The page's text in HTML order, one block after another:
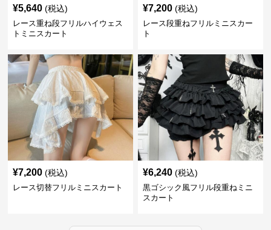
¥5,640 (税込)
レース重ね段フリルハイウェス
トミニスカート
¥7,200 (税込)
レース段重ねフリルミニスカー
ト
¥7,200 (税込)
レース切替フリルミニスカート
¥6,240 (税込)
黒ゴシック風フリル段重ねミニ
スカート